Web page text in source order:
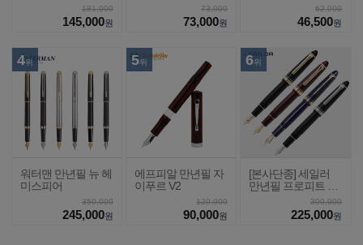
181,000
145,000원
73,000
73,000원
62,000
46,500원
4위
워터맨 만년필 뉴 헤
미스피어
350,000
245,000원
5위
에프피알 만년필 자
이푸르 V2
120,000
90,000원
6위
[본사단종] 세일러
만년필 프로피트 라
300,000
225,000원